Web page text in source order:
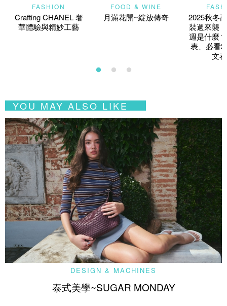
FASHION
Crafting CHANEL 奢
華體驗與精妙工藝
FOOD & WINE
月滿花開~綻放傳奇
2025秋冬
裝週來襲
週是什麼
表、必看
文
YOU MAY ALSO LIKE
DESIGN & MACHINES
泰式美學~SUGAR MONDAY